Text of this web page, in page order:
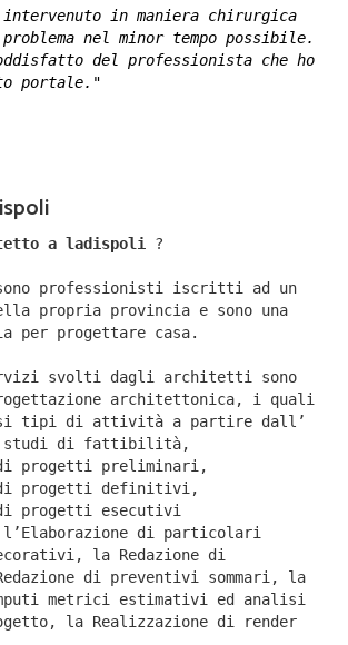
in maniera chirurgica
nel minor tempo possibile.
del professionista che ho
portale."
a ladispoli ?
professionisti iscritti ad un
propria provincia e sono una
per progettare casa.
svolti dagli architetti sono
architettonica, i quali
tipi di attività a partire dall’
studi di fattibilità,
di progetti preliminari,
di progetti definitivi,
progetti esecutivi
di particolari
la Redazione di
di preventivi sommari, la
metrici estimativi ed analisi
la Realizzazione di render